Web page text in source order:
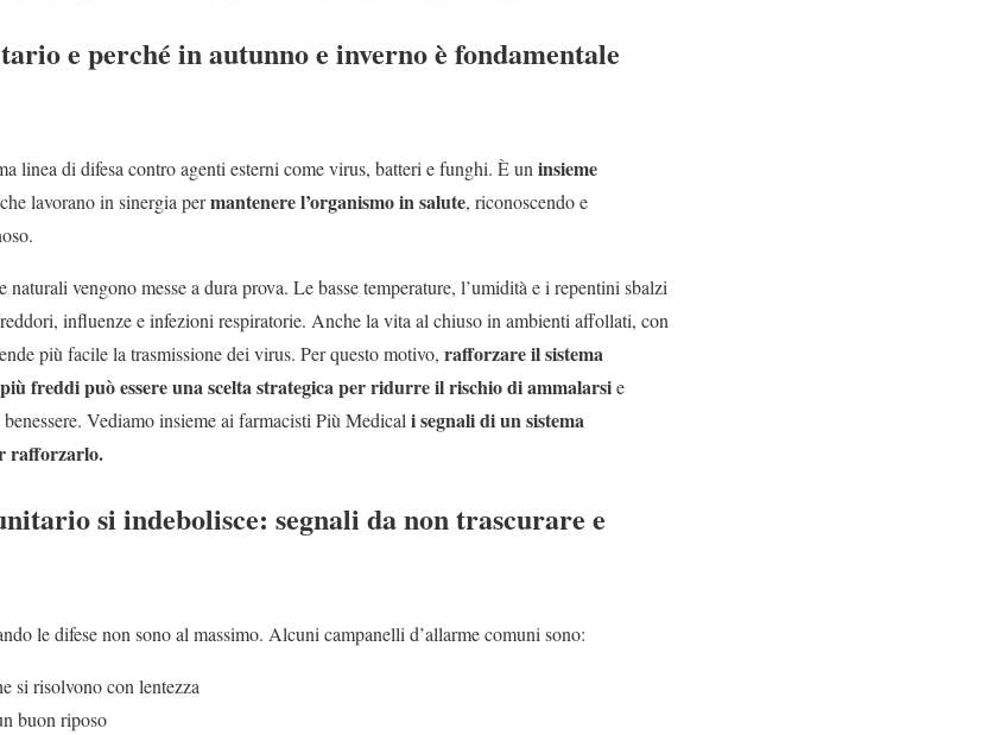
e perché in autunno e inverno è fondamentale
linea di difesa contro agenti esterni come virus, batteri e funghi. È un insieme
che lavorano in sinergia permantenere l’organismo in salute, riconoscendo e
naturali vengono messe a dura prova. Le basse temperature, l’umidità e i repentini sbalzi
influenze e infezioni respiratorie. Anche la vita al chiuso in ambienti affollati, con
più facile la trasmissione dei virus. Per questo motivo, rafforzare il sistema
freddi può essere una scelta strategica per ridurre il rischio di ammalarsie
Vediamo insieme ai farmacisti Più Medical i segnali di un sistema
rafforzarlo.
si indebolisce: segnali da non trascurare e
le difese non sono al massimo. Alcuni campanelli d’allarme comuni sono:
si risolvono con lentezza
buon riposo